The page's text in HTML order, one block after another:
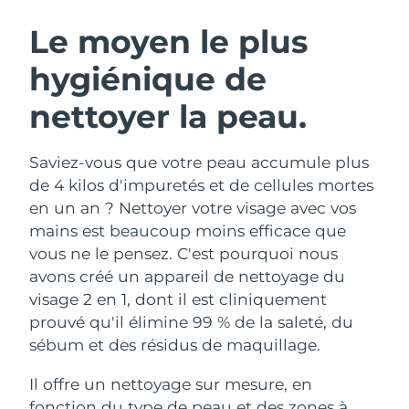
Le moyen le plus
hygiénique de
nettoyer la peau.
Saviez-vous que votre peau accumule plus
de 4 kilos d'impuretés et de cellules mortes
en un an ? Nettoyer votre visage avec vos
mains est beaucoup moins efficace que
vous ne le pensez. C'est pourquoi nous
avons créé un appareil de nettoyage du
visage 2 en 1, dont il est cliniquement
prouvé qu'il élimine 99 % de la saleté, du
sébum et des résidus de maquillage.
Il offre un nettoyage sur mesure, en
Nettoyage du visage
Anti-aging massage
LUNA™ 4 Plus
Massage, LED heating
LUNA™ 4 Men
For men, anti-aging massage
Lifting
Microcurrent toning
BEAR™ 2 go
Microcurrent toning on-the-go
BEAR™ 2 eyes & lips
Microcurrent line smoothing device
Hydratation
UFO™ 3 coffret
Deep facial hydration
UFO™ 3 LED
Near-infrared and red light therapy
device
Soin bucco-dentaire
issa™ 4
Hybrid silicone sonic toothbrush
issa™ 4 plus
FAQ™ TRAITEMENT ANTI-ÂGE
Anti-âge Traitements LED
NEW
Autriche Livraison estimée
Bahreïn Livraison estimée
Belgique Livraison estimée
Bermudes Livraison estimée 8/15/26
Bosnie-Herzégovine Livraison estimée
Livraison estimée
Bulgarie Livraison estimée8/9/26
Canada Livraison estimée8/13/26